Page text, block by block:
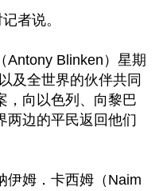
者说。
Antony Blinken）星期
及全世界的伙伴共同
，向以色列、向黎巴
两边的平民返回他们
伊姆．卡西姆（Naim